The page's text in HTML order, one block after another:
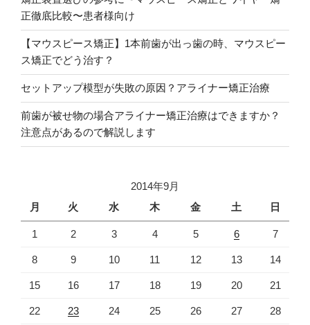
正徹底比較〜患者様向け
【マウスピース矯正】1本前歯が出っ歯の時、マウスピー
ス矯正でどう治す？
セットアップ模型が失敗の原因？アライナー矯正治療
前歯が被せ物の場合アライナー矯正治療はできますか？
注意点があるので解説します
2014年9月
月
火 水 木 金 土 日
1 2 3 4 5 6 7
8 9 10 11 12 13 14
15 16 17 18 19 20 21
22 23 24 25 26 27 28